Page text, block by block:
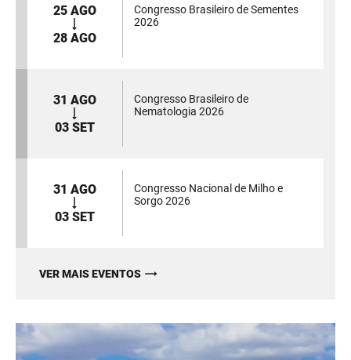
25 AGO
28 AGO
Congresso Brasileiro de Sementes
2026
31 AGO
03 SET
Congresso Brasileiro de
Nematologia 2026
31 AGO
03 SET
Congresso Nacional de Milho e
Sorgo 2026
VER MAIS EVENTOS